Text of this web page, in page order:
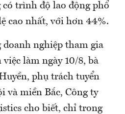
có trình độ lao động phổ
cao nhất, với hơn 44%.
nghiệp tham gia
làm ngày 10/8, bà
phụ trách tuyển
và miền Bắc, Công ty
cho biết, chỉ trong